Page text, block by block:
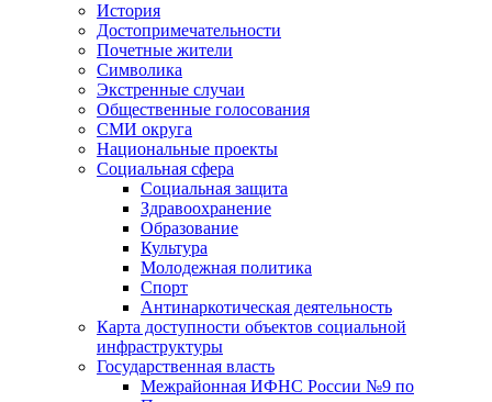
История
Достопримечательности
Почетные жители
Символика
Экстренные случаи
Общественные голосования
СМИ округа
Национальные проекты
Социальная сфера
Социальная защита
Здравоохранение
Образование
Культура
Молодежная политика
Спорт
Антинаркотическая деятельность
Карта доступности объектов социальной
инфраструктуры
Государственная власть
Межрайонная ИФНС России №9 по